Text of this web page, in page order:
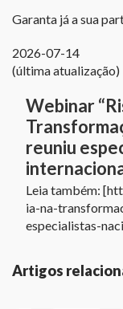
Garanta já a sua
2026-07-14
(última atualização)
Webinar
reuniu
Leia também:
ia-na-
especialistas-
Artigos